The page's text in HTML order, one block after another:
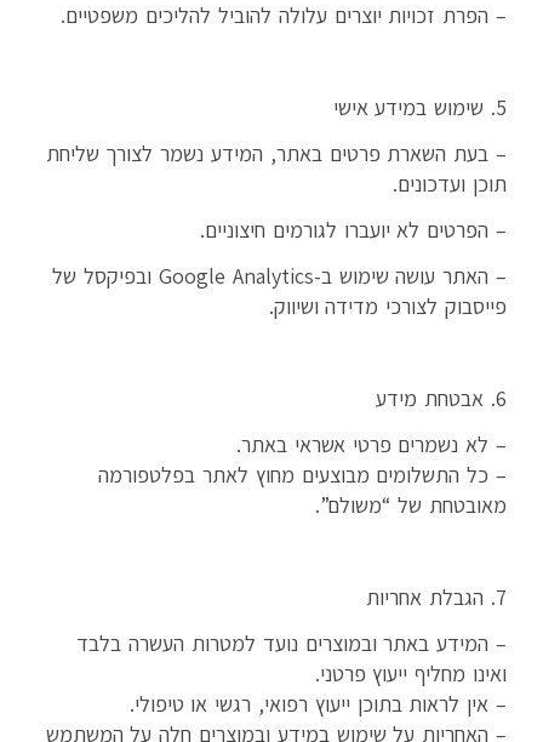
– הפרת זכויות יוצרים עלולה להוביל להליכים משפטיים.
5. שימוש במידע אישי
– בעת השארת פרטים באתר, המידע נשמר לצורך שליחת
תוכן ועדכונים.
– הפרטים לא יועברו לגורמים חיצוניים.
– האתר עושה שימוש ב-Google Analytics ובפיקסל של
פייסבוק לצורכי מדידה ושיווק.
6. אבטחת מידע
– לא נשמרים פרטי אשראי באתר.
– כל התשלומים מבוצעים מחוץ לאתר בפלטפורמה
מאובטחת של “משולם”.
7. הגבלת אחריות
– המידע באתר ובמוצרים נועד למטרות העשרה בלבד
ואינו מחליף ייעוץ פרטני.
– אין לראות בתוכן ייעוץ רפואי, רגשי או טיפולי.
– האחריות על שימוש במידע ובמוצרים חלה על המשתמש